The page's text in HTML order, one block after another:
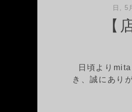
sneakers
Posts
日, 5
【
日頃より
き、誠にあり